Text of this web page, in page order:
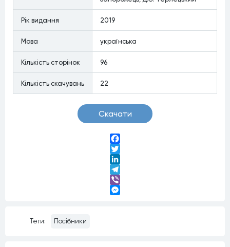
Рiк видання 2019
Мова українська
Кiлькiсть сторiнок 96
Кiлькiсть скачувань 22
Скачати
Facebook
Twitter
LinkedIn
Telegram
Viber
Теги: Посібники